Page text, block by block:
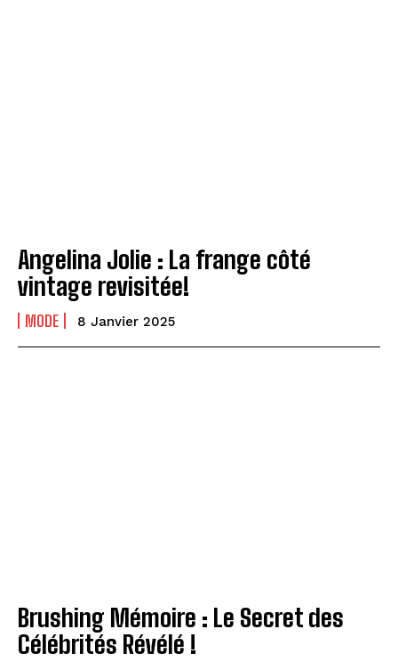
Angelina Jolie : La frange côté
vintage revisitée!
MODE 8 Janvier 2025
Brushing Mémoire : Le Secret des
Célébrités Révélé !